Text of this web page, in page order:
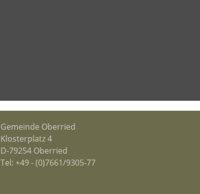
Gemeinde Oberried
Klosterplatz 4
D-79254 Oberried
Tel: +49 - (0)7661/9305-77